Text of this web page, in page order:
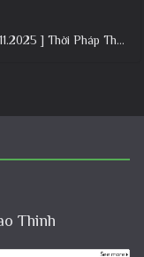
+ Pháp thoại: [ 22.11.2025 ] Thời Pháp Thoại – Khóa Chuyên Tu Chùa Khai Nguyên │ Thầy Thích Đạo
Thinh